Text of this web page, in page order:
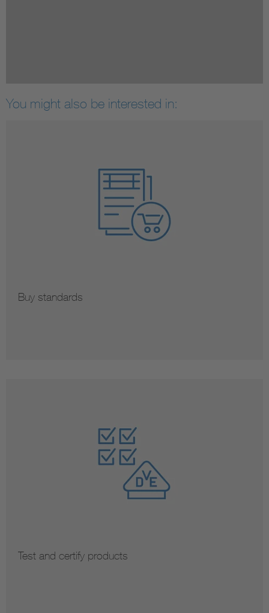
You might also be interested in:
Buy standards
Test and certify products